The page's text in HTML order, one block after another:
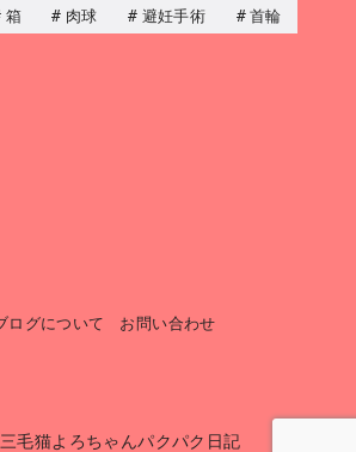
箱 肉球 避妊手術
首輪
ログについて お問い合わせ
三毛猫よろちゃんパクパク日記